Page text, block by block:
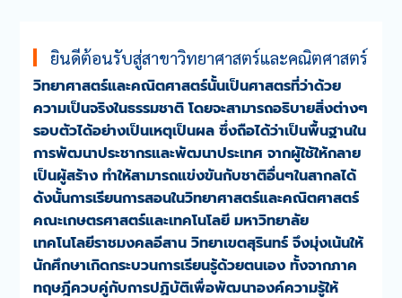
ยินดีต้อนรับสู่สาขาวิทยาศาสตร์และคณิตศาสตร์
วิทยาศาสตร์และคณิตศาสตร์นั้นเป็นศาสตรที่ว่าด้วย
ความเป็นจริงในธรรมชาติ โดยจะสามารถอธิบายสิ่งต่างๆ
รอบตัวได้อย่างเป็นเหตุเป็นผล ซึ่งถือได้ว่าเป็นพื้นฐานใน
การพัฒนาประชากรและพัฒนาประเทศ จากผู้ใช้ให้กลาย
เป็นผู้สร้าง ทำให้สามารถแข่งขันกับชาติอื่นๆในสากลได้
ดังนั้นการเรียนการสอนในวิทยาศาสตร์และคณิตศาสตร์
คณะเกษตรศาสตร์และเทคโนโลยี มหาวิทยาลัย
เทคโนโลยีราชมงคลอีสาน วิทยาเขตสุรินทร์ จึงมุ่งเน้นให้
นักศึกษาเกิดกระบวนการเรียนรู้ด้วยตนเอง ทั้งจากภาค
ทฤษฎีควบคู่กับการปฏิบัติเพื่อพัฒนาองค์ความรู้ให้